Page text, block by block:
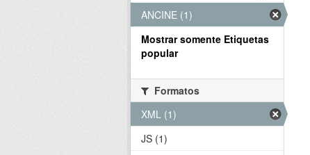
ANCINE (1)
Mostrar somente Etiquetas
popular
Formatos
XML (1)
JS (1)